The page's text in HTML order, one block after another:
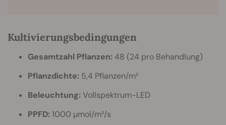
Kultivierungsbedingungen
Gesamtzahl Pflanzen: 48 (24 pro Behandlung)
Pflanzdichte: 5,4 Pflanzen/m²
Beleuchtung: Vollspektrum-LED
PPFD: 1000 µmol/m²/s